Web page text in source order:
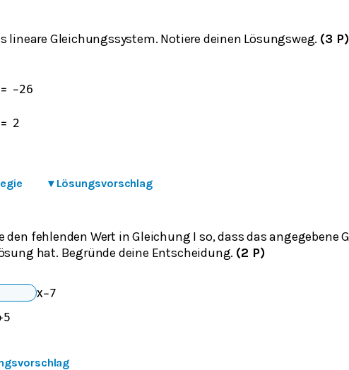
lineare Gleichungssystem. Notiere deinen Lösungsweg. (3 P)
= −26
= 2
▾ Lösungsvorschlag
den fehlenden Wert in Gleichung I so, dass das angegebene
hat. Begründe deine Entscheidung. (2 P)
x−7
5